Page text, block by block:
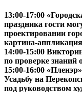
13:00-17:00
праздника гости
проектировании
картина-
14:00-15:00
по проверке знаний
15:00-16:00
Усадьбу на
под руководством